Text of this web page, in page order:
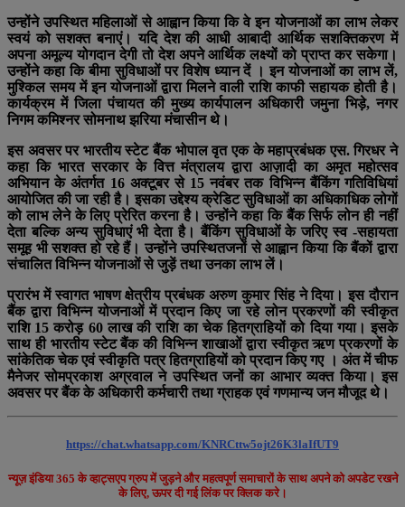
उन्होंने उपस्थित महिलाओं से आह्वान किया कि वे इन योजनाओं का लाभ लेकर
स्वयं को सशक्त बनाएं। यदि देश की आधी आबादी आर्थिक सशक्तिकरण में
अपना अमूल्य योगदान देगी तो देश अपने आर्थिक लक्ष्यों को प्राप्त कर सकेगा।
उन्होंने कहा कि बीमा सुविधाओं पर विशेष ध्यान दें । इन योजनाओं का लाभ लें,
मुश्किल समय में इन योजनाओं द्वारा मिलने वाली राशि काफी सहायक होती है।
कार्यक्रम में जिला पंचायत की मुख्य कार्यपालन अधिकारी जमुना भिड़े, नगर
निगम कमिश्नर सोमनाथ झरिया मंचासीन थे।
इस अवसर पर भारतीय स्टेट बैंक भोपाल वृत एक के महाप्रबंधक एस. गिरधर ने
कहा कि भारत सरकार के वित्त मंत्रालय द्वारा आज़ादी का अमृत महोत्सव
अभियान के अंतर्गत 16 अक्टूबर से 15 नवंबर तक विभिन्न बैंकिंग गतिविधियां
आयोजित की जा रही है। इसका उद्देश्य क्रेडिट सुविधाओं का अधिकाधिक लोगों
को लाभ लेने के लिए प्रेरित करना है। उन्होंने कहा कि बैंक सिर्फ लोन ही नहीं
देता बल्कि अन्य सुविधाएं भी देता है। बैंकिंग सुविधाओं के जरिए स्व -सहायता
समूह भी सशक्त हो रहे हैं। उन्होंने उपस्थितजनों से आह्वान किया कि बैंकों द्वारा
संचालित विभिन्न योजनाओं से जुड़ें तथा उनका लाभ लें।
प्रारंभ में स्वागत भाषण क्षेत्रीय प्रबंधक अरुण कुमार सिंह ने दिया। इस दौरान
बैंक द्वारा विभिन्न योजनाओं में प्रदान किए जा रहे लोन प्रकरणों की स्वीकृत
राशि 15 करोड़ 60 लाख की राशि का चेक हितग्राहियों को दिया गया। इसके
साथ ही भारतीय स्टेट बैंक की विभिन्न शाखाओं द्वारा स्वीकृत ऋण प्रकरणों के
सांकेतिक चेक एवं स्वीकृति पत्र हितग्राहियों को प्रदान किए गए । अंत में चीफ
मैनेजर सोमप्रकाश अग्रवाल ने उपस्थित जनों का आभार व्यक्त किया। इस
अवसर पर बैंक के अधिकारी कर्मचारी तथा ग्राहक एवं गणमान्य जन मौजूद थे।
https://chat.whatsapp.com/KNRCttw5ojt26K3laIfUT9
न्यूज़ इंडिया 365 के व्हाट्सएप ग्रुप में जुड़ने और महत्वपूर्ण समाचारों के साथ अपने को अपडेट रखने
के लिए, ऊपर दी गई लिंक पर क्लिक करे।